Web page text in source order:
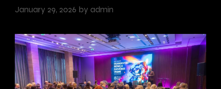
January 29, 2026 by admin